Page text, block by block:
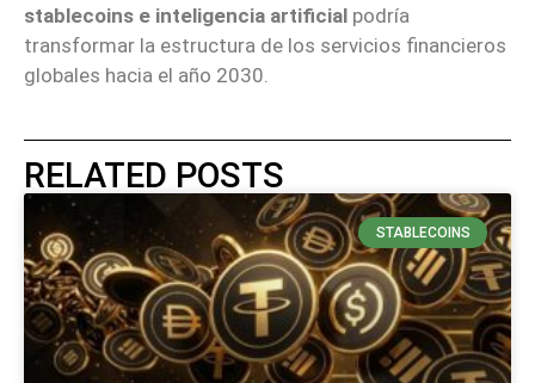
stablecoins e inteligencia artificial podría
transformar la estructura de los servicios financieros
globales hacia el año 2030.
RELATED POSTS
STABLECOINS